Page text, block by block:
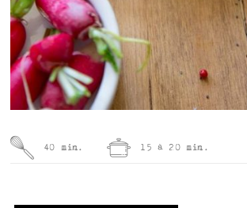
40 min. 15 à 20 min.